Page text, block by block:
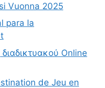
Vuonna 2025
para la
Online
de Jeu en